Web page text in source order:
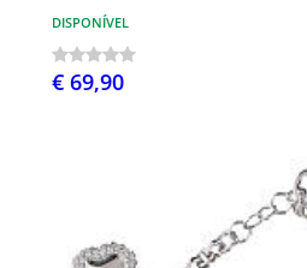
DISPONÍVEL
€ 69,90